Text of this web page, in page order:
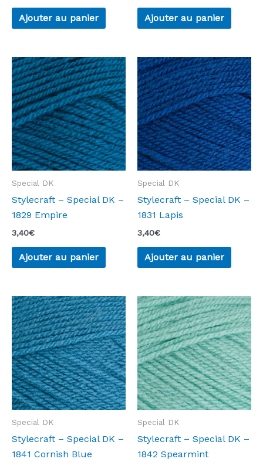
Ajouter au panier Ajouter au panier
Special DK
Stylecraft – Special DK –
1829 Empire
3,40€
Ajouter au panier
Special DK
Stylecraft – Special DK –
1831 Lapis
3,40€
Ajouter au panier
Special DK
Stylecraft – Special DK –
1841 Cornish Blue
Special DK
Stylecraft – Special DK –
1842 Spearmint